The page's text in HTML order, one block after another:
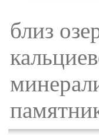
близ